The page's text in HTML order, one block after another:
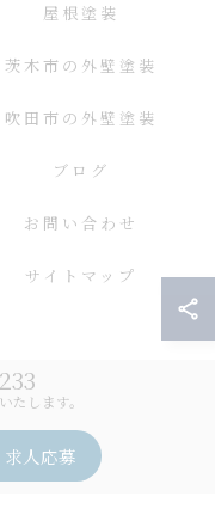
します。
求人応募
屋根塗装
茨木市の外壁塗装
吹田市の外壁塗装
ブログ
お問い合わせ
サイトマップ
ALL RIGHTS RESERVED.